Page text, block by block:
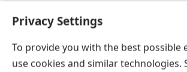
Privacy Settings
To provide you with the best possible
use cookies and similar technologies.
நாங்களும் விசுவாசம்
பேசுகிறோம்.
14 இயேசுவை
எழுப்பியவர் இயேசுவைப்